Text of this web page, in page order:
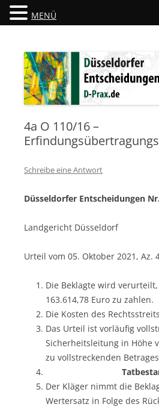
Düsseldorfer
4a O 110/16 –
Schreibe eine Antwort
Düsseldorfer Entscheidungen
Landgericht Düsseldorf
Urteil vom 05. Oktober 2021, Az.
Die Beklagte wird
163.614,78 Euro zu zahlen.
Die Kosten des
Das Urteil ist vorläufig
Sicherheitsleitung in Höhe
zu vollstreckenden
Der Kläger nimmt die
Wertersatz in Folge des
MENÜ